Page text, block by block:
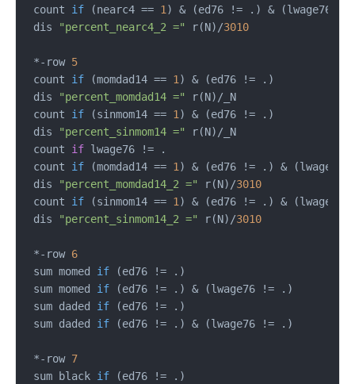
count if (nearc4 == 1 )
& (ed76 != .) & (lwage76
dis
"percent_nearc4_2 =" r(N)/3010
*-row 5
count if (momdad14 == 1 )
& (ed76 != .)
dis
"percent_momdad14 ="
r(N)/_N
count if (sinmom14 == 1 )
& (ed76 != .)
dis
"percent_sinmom14 ="
r(N)/_N
count if lwage76 != .
count if (momdad14 == 1 )
& (ed76 != .) & (lwage76
dis
"percent_momdad14_2 =" r(N)/3010
count if (sinmom14 == 1 )
& (ed76 != .) & (lwage76
dis
"percent_sinmom14_2 =" r(N)/3010
*-row 6
sum momed if
(ed76 != .)
sum momed if (ed76 != .)
& (lwage76 != .)
sum daded if
(ed76 != .)
sum daded if (ed76 != .) & (lwage76 != .)
*-row 7
sum black if
(ed76 != .)